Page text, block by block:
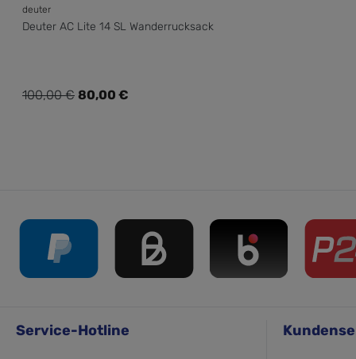
deuter
Deuter AC Lite 14 SL Wanderrucksack
Verkaufspreis:
80,00 €
Regulärer Preis:
100,00 €
Service-Hotline